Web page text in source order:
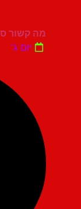
מה קשור סטנדאפ
יום ג'